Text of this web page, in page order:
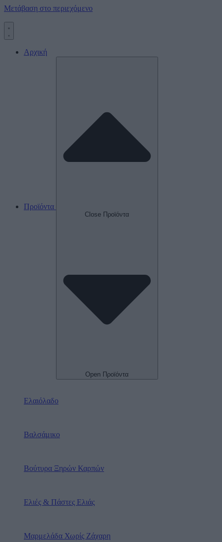
Μετάβαση στο περιεχόμενο
Αρχική
Προϊόντα
Close Προϊόντα
Open Προϊόντα
Ελαιόλαδο
Βαλσάμικο
Βούτυρα Ξηρών Καρπών
Ελιές & Πάστες Ελιάς
Μαρμελάδα Χωρίς Ζάχαρη